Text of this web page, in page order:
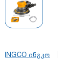
INGCO ინგკო